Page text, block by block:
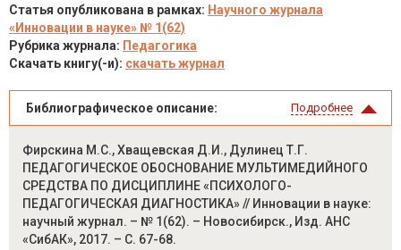
Статья опубликована в рамках: Научного журнала
«Инновации в науке» № 1(62)
Рубрика журнала: Педагогика
Скачать книгу(-и): скачать журнал
Библиографическое описание: Подробнее
Фирскина М.С., Хващевская Д.И., Дулинец Т.Г.
ПЕДАГОГИЧЕСКОЕ ОБОСНОВАНИЕ МУЛЬТИМЕДИЙНОГО
СРЕДСТВА ПО ДИСЦИПЛИНЕ «ПСИХОЛОГО-
ПЕДАГОГИЧЕСКАЯ ДИАГНОСТИКА» // Инновации в науке:
научный журнал. – № 1(62). – Новосибирск., Изд. АНС
«СибАК», 2017. – С. 67-68.